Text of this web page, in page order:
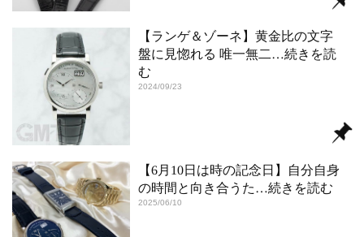
【ランゲ＆ゾーネ】黄金比の文字
盤に見惚れる 唯一無二…続きを読
む
2024/09/23
【6月10日は時の記念日】自分自身
の時間と向き合うた…続きを読む
2025/06/10